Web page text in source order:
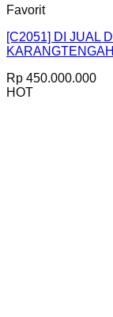
Favorit
[C2051] DI JUAL
Rp 450.000.000
HOT